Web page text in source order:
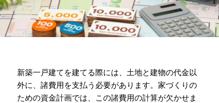
新築一戸建てを建てる際には、土地と建物の代金以
外に、諸費用を支払う必要があります。家づくりの
ための資金計画では、この諸費用の計算が欠かせま